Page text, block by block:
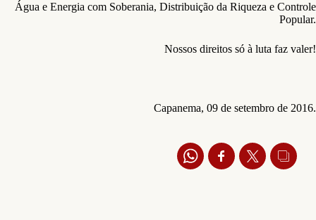
Água e Energia com Soberania, Distribuição da Riqueza e Controle
Popular.
Nossos direitos só à luta faz valer!
Capanema, 09 de setembro de 2016.